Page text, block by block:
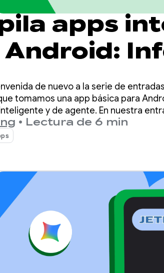
apps
en el
de nuevo a la serie de
tomamos una app básica para
y de agente. En nuestra
que usaremos en esta serie.
• Lectura de 6 min